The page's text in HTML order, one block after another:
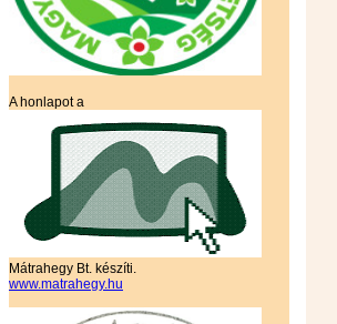
A honlapot a
Mátrahegy Bt. készíti.
www.matrahegy.hu